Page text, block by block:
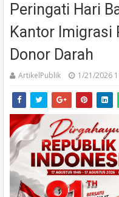
Peringati Hari
Kantor Imigrasi
Donor Darah
ArtikelPublik 1/21/2026